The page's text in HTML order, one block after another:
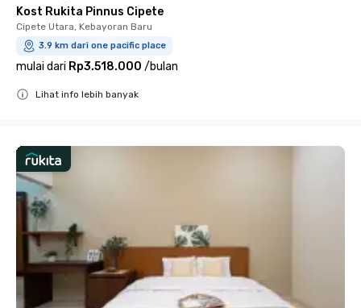
Kost Rukita Pinnus Cipete
Cipete Utara, Kebayoran Baru
3.9 km dari one pacific place
mulai dari Rp3.518.000 /bulan
Lihat info lebih banyak